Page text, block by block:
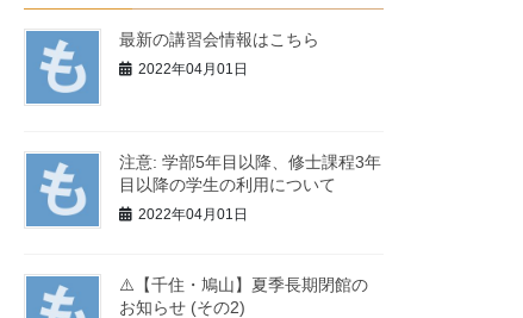
最新の講習会情報はこちら
2022年04月01日
注意: 学部5年目以降、修士課程3年
目以降の学生の利用について
2022年04月01日
⚠️【千住・鳩山】夏季長期閉館の
お知らせ (その2)